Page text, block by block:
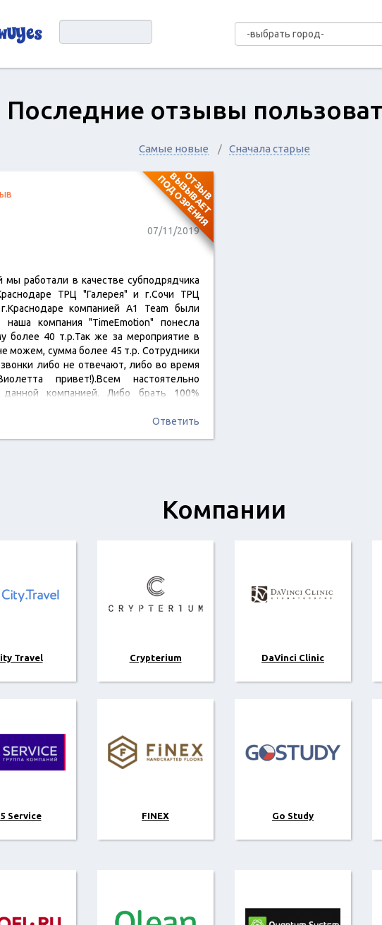
Последние отзывы
Самые новые Сначала старые
О
Т
З
Ы
В
В
Ы
З
Ы
В
А
Е
Т
П
О
Д
О
З
Р
Е
Н
И
Я
07/11/2019
работали в качестве субподрядчика
ТРЦ "Галерея" и г.Сочи ТРЦ
компанией А1 Team были
компания "TimeEmotion" понесла
более 40 т.р.Так же за мероприятие в
можем, сумма более 45 т.р. Сотрудники
либо не отвечают, либо во время
привет!).Всем настоятельно
компанией. Либо брать 100%
Ответить
Компании
Travel Crypterium DaVinci Clinic
Service FINEX Go Study